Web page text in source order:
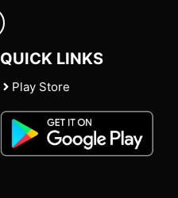
QUICK LINKS
Play Store